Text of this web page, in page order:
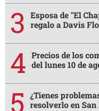
Esposa de "El
regalo a Davis
Precios de los
del lunes 10 de
¿Tienes
resolverlo en San